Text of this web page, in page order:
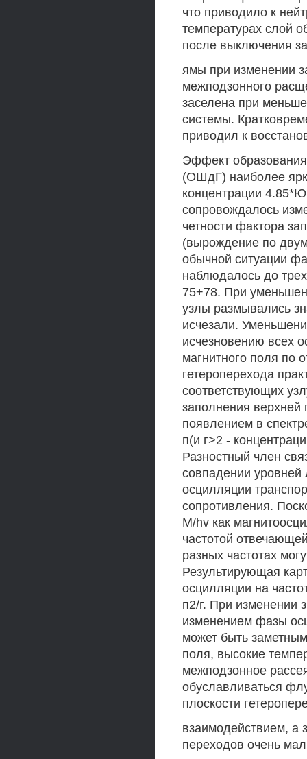
что приводило к
температурах слой
после выключения
ямы при изменении
межподзонного
заселена при
системы.
приводил к
Эффект
(ОШдГ) наиболее
концентрации
сопровождалось
четности фактора
(вырождение по
обычной ситуации
наблюдалось до
75+78. При
узлы размывались
исчезали.
исчезновению всех
магнитного поля по
гетероперехода
соответствующих
заполнения верхней
появлением в
п(и г>2 -
Разностный член
совпадении
осцилляции
сопротивления.
M/hv как
частотой
разных частотах
Результирующая
осцилляции на
п2/г. При изменении
изменением фазы
может быть
поля, высокие
межподзонное
обуславливаться
плоскости
взаимодействием, а
переходов очень